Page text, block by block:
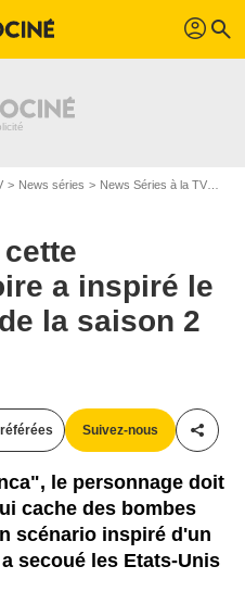
profil search
News séries News Séries à la TV
a inspiré le
la saison 2
Suivez-nous
le personnage doit
cache des bombes
scénario inspiré d'un
secoué les Etats-Unis